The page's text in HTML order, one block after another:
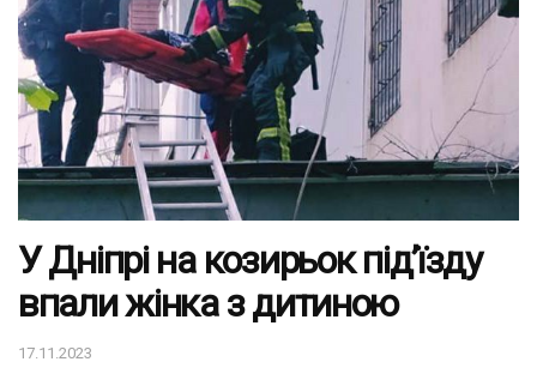
У Дніпрі на козирьок під’їзду
впали жінка з дитиною
17.11.2023